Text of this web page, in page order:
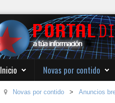
Inicio Novas por contido
Novas por contido > Anuncios